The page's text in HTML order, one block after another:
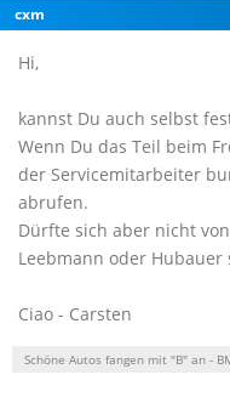
cxm
Hi,
kannst Du auch selbst
Wenn Du das Teil beim
der Servicemitarbeiter
abrufen.
Dürfte sich aber nicht
Leebmann oder Hubauer
Ciao - Carsten
Schöne Autos fangen mit "B" an -